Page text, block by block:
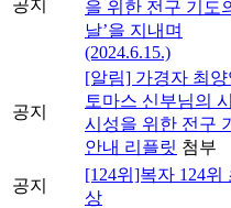
공지
을 위한 전구 기도
날’을 지내며
(2024.6.15.)
공지
[알림] 가경자 최양
토마스 신부님의
시성을 위한 전구
안내 리플릿 첨부
공지
[124위]복자 124위
상